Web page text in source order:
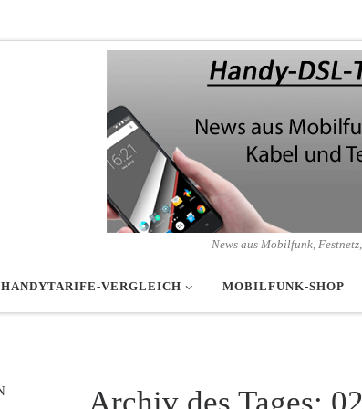
News aus Mobilfunk,
HANDYTARIFE-VERGLEICH MOBILFUNK-SHOP